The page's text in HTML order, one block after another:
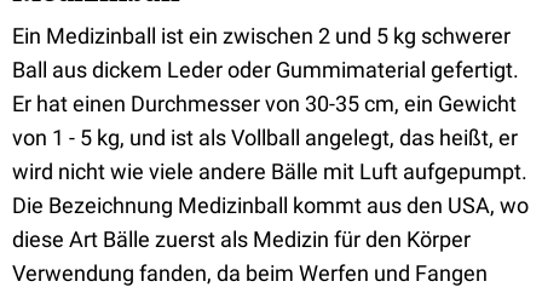
Ein Medizinball ist ein zwischen 2 und 5 kg schwerer
Ball aus dickem Leder oder Gummimaterial gefertigt.
Er hat einen Durchmesser von 30-35 cm, ein Gewicht
von 1 - 5 kg, und ist als Vollball angelegt, das heißt, er
wird nicht wie viele andere Bälle mit Luft aufgepumpt.
Die Bezeichnung Medizinball kommt aus den USA, wo
diese Art Bälle zuerst als Medizin für den Körper
Verwendung fanden, da beim Werfen und Fangen